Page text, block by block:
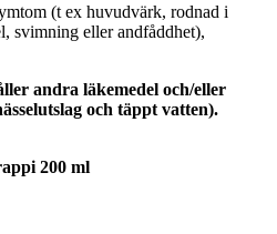
(t ex huvudvärk, rodnad i
svimning eller andfåddhet),
andra läkemedel och/eller
och täppt vatten).
200 ml